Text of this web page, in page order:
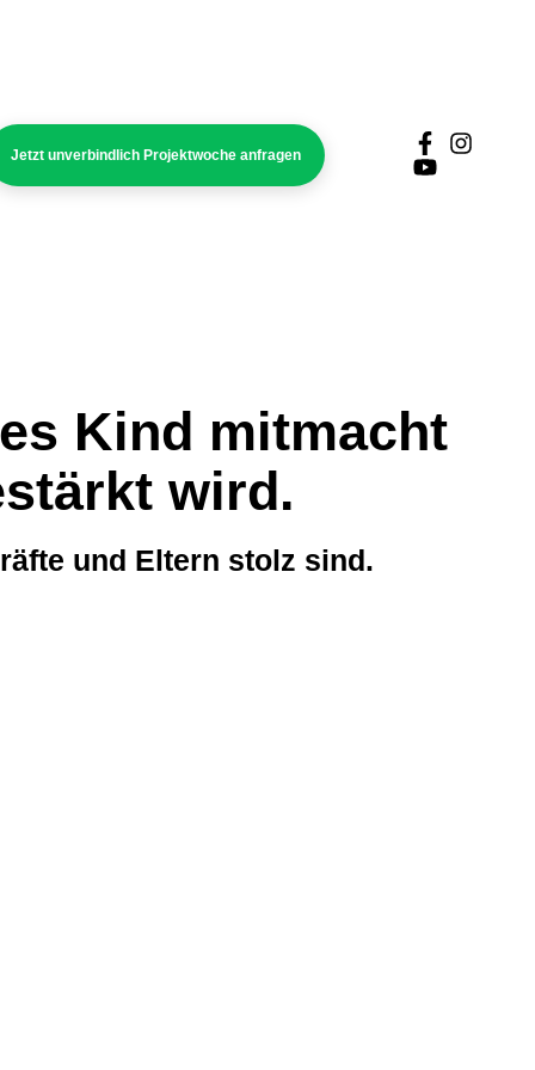
Jetzt unverbindlich Projektwoche anfragen
Kind mitmacht
wird.
und Eltern stolz sind.